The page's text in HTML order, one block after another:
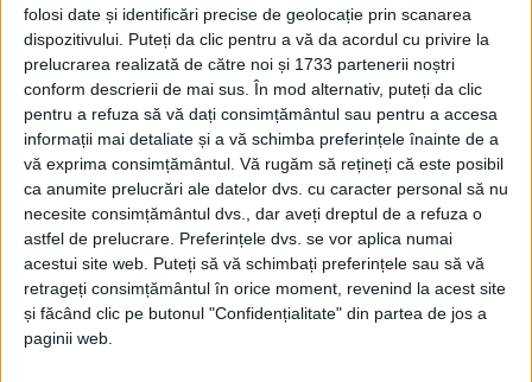
folosi date și identificări precise de geolocație prin scanarea
dispozitivului. Puteți da clic pentru a vă da acordul cu privire la
prelucrarea realizată de către noi și 1733 partenerii noștri
conform descrierii de mai sus. În mod alternativ, puteți da clic
pentru a refuza să vă dați consimțământul sau pentru a accesa
informații mai detaliate și a vă schimba preferințele înainte de a
vă exprima consimțământul. Vă rugăm să rețineți că este posibil
ca anumite prelucrări ale datelor dvs. cu caracter personal să nu
necesite consimțământul dvs., dar aveți dreptul de a refuza o
astfel de prelucrare. Preferințele dvs. se vor aplica numai
acestui site web. Puteți să vă schimbați preferințele sau să vă
retrageți consimțământul în orice moment, revenind la acest site
și făcând clic pe butonul "Confidențialitate" din partea de jos a
paginii web.
Lăsați ”să se ajungă” soarele la toată lumea
Jupanu - 13 mai 2023